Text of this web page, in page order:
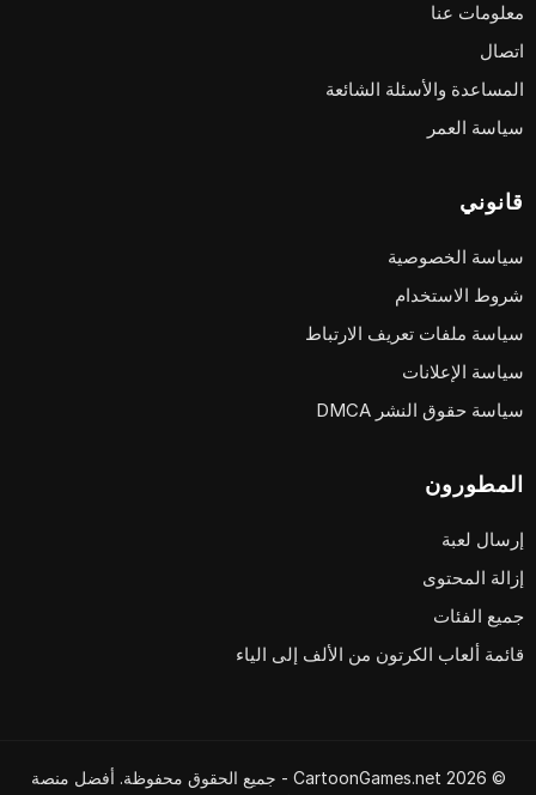
معلومات عنا
اتصال
المساعدة والأسئلة الشائعة
سياسة العمر
قانوني
سياسة الخصوصية
شروط الاستخدام
سياسة ملفات تعريف الارتباط
سياسة الإعلانات
سياسة حقوق النشر DMCA
المطورون
إرسال لعبة
إزالة المحتوى
جميع الفئات
قائمة ألعاب الكرتون من الألف إلى الياء
© 2026 CartoonGames.net - جميع الحقوق محفوظة. أفضل منصة